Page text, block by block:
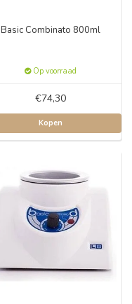
Basic Combinato 800ml
Op voorraad
€74,30
Kopen